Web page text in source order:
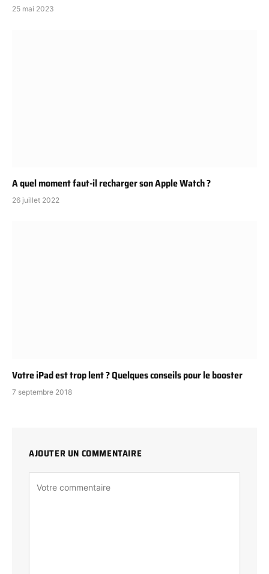
25 mai 2023
A quel moment faut-il recharger son Apple Watch ?
26 juillet 2022
Votre iPad est trop lent ? Quelques conseils pour le booster
7 septembre 2018
AJOUTER UN COMMENTAIRE